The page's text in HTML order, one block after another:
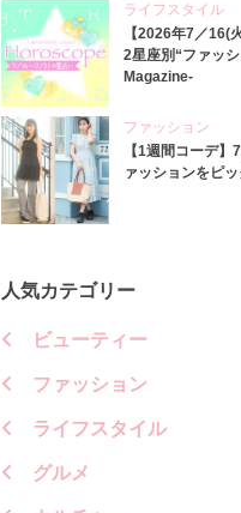
ライフスタイル
【2026年7／16(
2星座別“ファッ
Magazine-
ファッション
【1週間コーデ
ァッションをピ
人気カテゴリー
ビューティー
ファッション
ライフスタイル
グルメ